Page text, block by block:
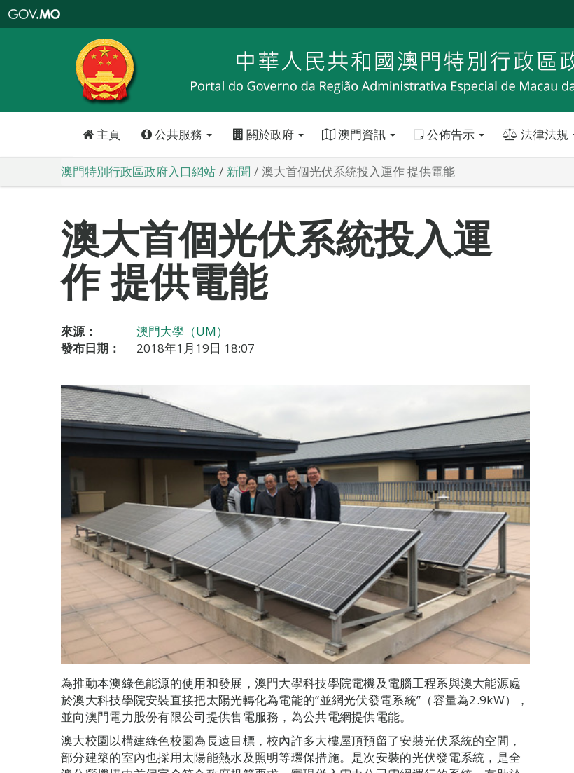
特
政
區
政
口
主頁 公共服務 關於政府 澳門資訊 公佈告示 法律法規
澳門特別行政區政府入口網站 新聞 澳大首個光伏系統投入運作 提供電能
澳大首個光伏系統投入運
作 提供電能
來源：
澳門大學（UM）
發布日期：
2018年1月19日 18:07
為推動本澳綠色能源的使用和發展，澳門大學科技學院電機及電腦工程系與澳大能源處
於澳大科技學院安裝直接把太陽光轉化為電能的“並網光伏發電系統”（容量為2.9kW），
並向澳門電力股份有限公司提供售電服務，為公共電網提供電能。
澳大校園以構建綠色校園為長遠目標，校內許多大樓屋頂預留了安裝光伏系統的空間，
部分建築的室內也採用太陽能熱水及照明等環保措施。是次安裝的光伏發電系統，是全